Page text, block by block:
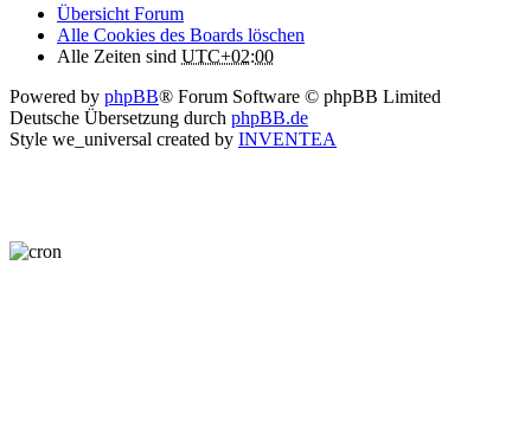
Übersicht Forum
Alle Cookies des Boards löschen
Alle Zeiten sind UTC+02:00
Powered by phpBB® Forum Software © phpBB Limited
Deutsche Übersetzung durch phpBB.de
Style we_universal created by INVENTEA